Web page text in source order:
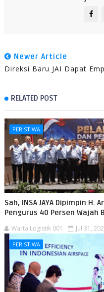
Newer Article
Direksi Baru JAI Dapat
RELATED POST
PERISTIWA
Sah, INSA JAYA Dipimpin H.
Pengurus 40 Persen Wajah
Warta Logistik 001 Jul 31,
PERISTIWA